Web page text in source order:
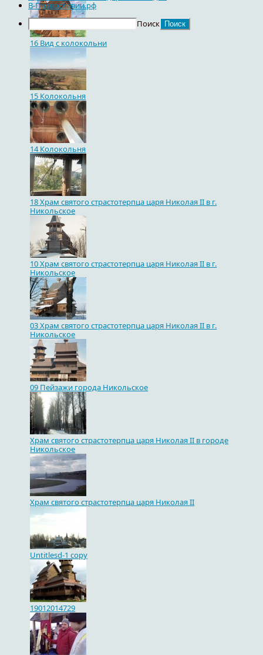
16 Вид с колокольни
15 Колокольня
14 Колокольня
18 Храм святого страстотерпца царя Николая II в г.
Никольское
10 Храм святого страстотерпца царя Николая II в г.
Никольское
03 Храм святого страстотерпца царя Николая II в г.
Никольское
09 Пейзажи города Никольское
Храм святого страстотерпца царя Николая II в городе
Никольское
Храм святого страстотерпца царя Николая II
Untitlesd-1 copy
19012014729
В-Православии.рф
Поиск